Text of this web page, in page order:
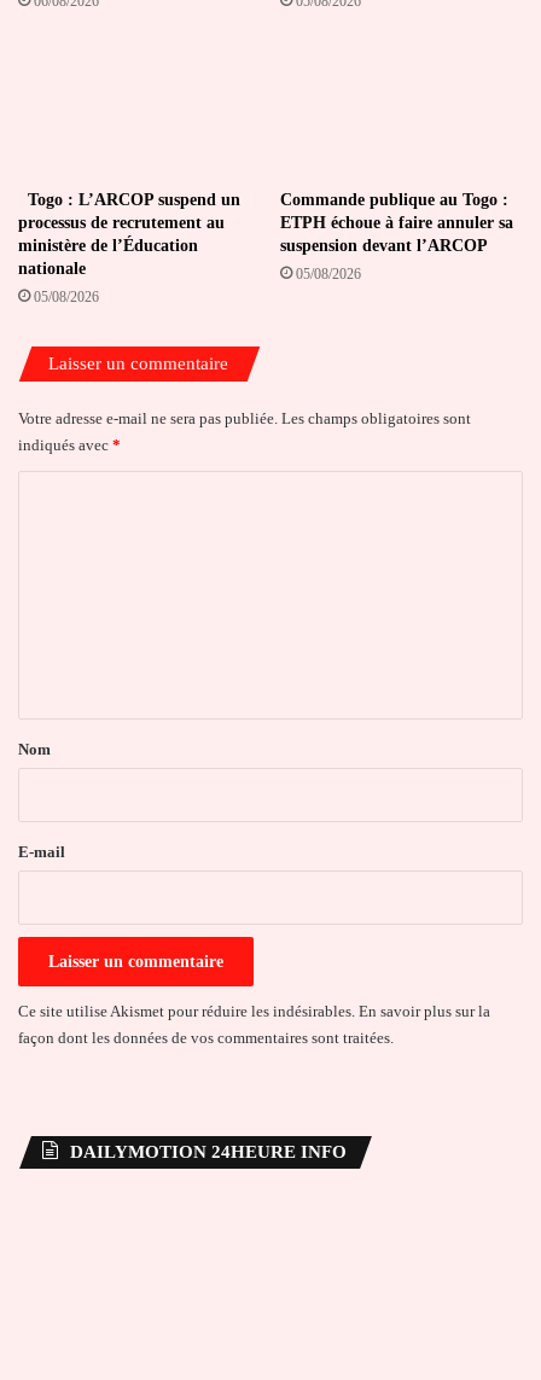
Togo : L’ARCOP suspend un
processus de recrutement au
ministère de l’Éducation
nationale
05/08/2026
Commande publique au Togo :
ETPH échoue à faire annuler sa
suspension devant l’ARCOP
05/08/2026
Laisser un commentaire
Votre adresse e-mail ne sera pas publiée. Les champs obligatoires sont
indiqués avec *
a
e
Nom
E-mail
Ce site utilise Akismet pour réduire les indésirables. En savoir plus sur la
façon dont les données de vos commentaires sont traitées
DAILYMOTION 24HEURE INFO